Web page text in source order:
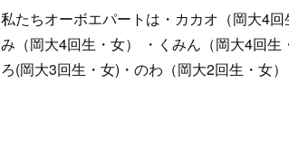
私たちオーボエパートは・カカオ（岡大4回
み（岡大4回生・女） ・くみん（岡大4回生
ろ(岡大3回生・女)・のわ（岡大2回生・女